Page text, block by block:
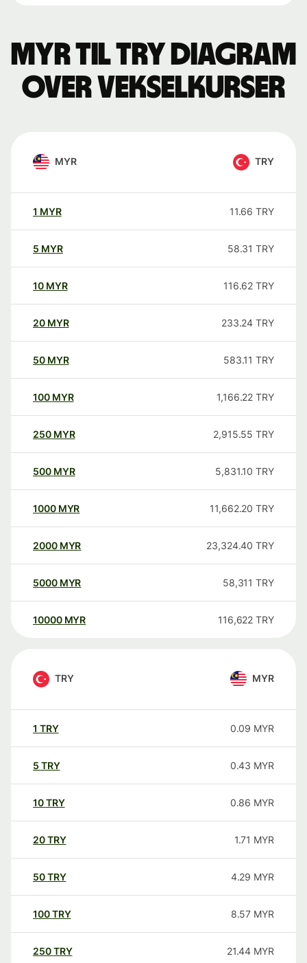
MYR til TRY Diagram
over vekselkurser
MYR TRY
1 MYR 11.66 TRY
5 MYR 58.31 TRY
10 MYR 116.62 TRY
20 MYR 233.24 TRY
50 MYR 583.11 TRY
100 MYR 1,166.22 TRY
250 MYR 2,915.55 TRY
500 MYR 5,831.10 TRY
1000 MYR 11,662.20 TRY
2000 MYR 23,324.40 TRY
5000 MYR 58,311 TRY
10000 MYR 116,622 TRY
TRY MYR
1 TRY 0.09 MYR
5 TRY 0.43 MYR
10TRY 0.86 MYR
20TRY 1.71 MYR
50TRY 4.29 MYR
100TRY 8.57 MYR
250TRY 21.44 MYR